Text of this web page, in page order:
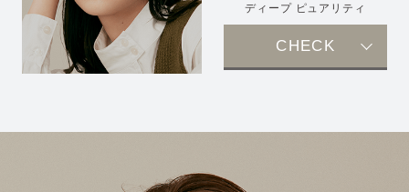
ディープ ピュアリティ
CHECK